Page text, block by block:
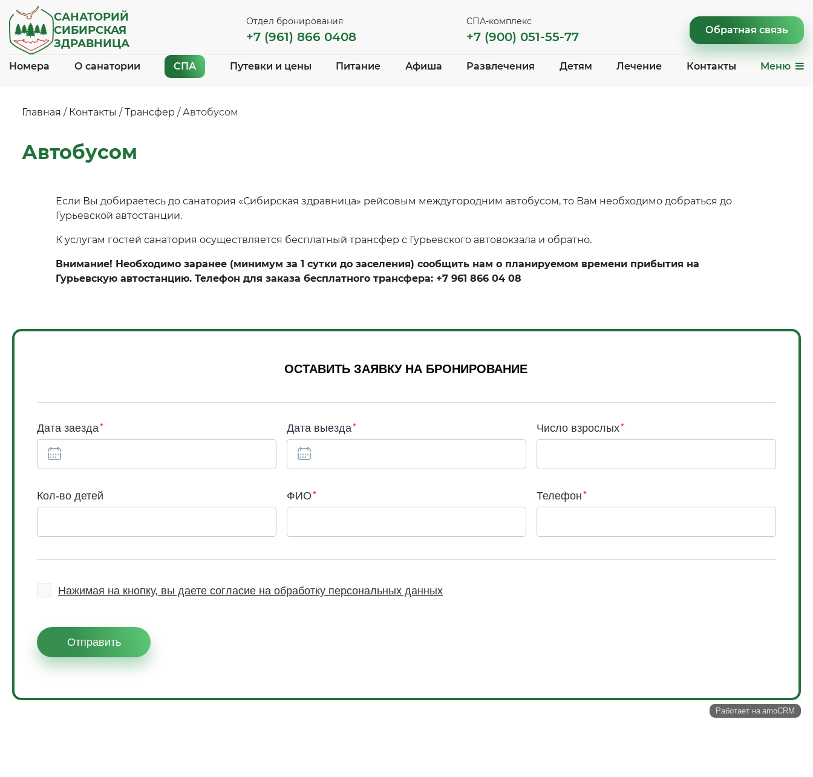
САНАТОРИЙ
СИБИРСКАЯ
ЗДРАВНИЦА
Отдел бронирования
+7 (961) 866 0408
СПА-комплекс
+7 (900) 051-55-77 Обратная связь
Номера О санатории СПА Путевки и цены Питание Афиша Развлечения Детям Лечение Контакты Меню
Главная / Контакты /Трансфер /Автобусом
Автобусом
Если Вы добираетесь до санатория «Сибирская здравница» рейсовым междугородним автобусом, то Вам необходимо добраться до
Гурьевской автостанции.
К услугам гостей санатория осуществляется бесплатный трансфер с Гурьевского автовокзала и обратно.
Внимание! Необходимо заранее (минимум за 1 сутки до заселения) сообщить нам о планируемом времени прибытия на
Гурьевскую автостанцию. Телефон для заказа бесплатного трансфера: +7 961 866 04 08